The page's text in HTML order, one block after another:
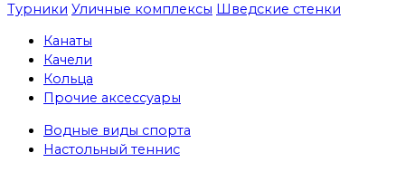
Турники Уличные комплексы Шведские стенки
Канаты
Качели
Кольца
Прочие аксессуары
Водные виды спорта
Настольный теннис